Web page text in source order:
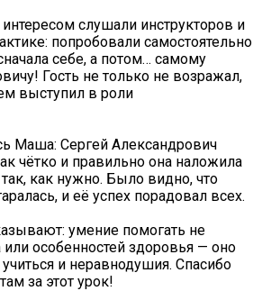
слушали инструкторов и
попробовали самостоятельно
себе, а потом… самому
Гость не только не возражал,
выступил в роли
Маша: Сергей Александрович
чётко и правильно она наложила
как нужно. Было видно, что
и её успех порадовал всех.
умение помогать не
или особенностей здоровья — оно
и неравнодушия. Спасибо
за этот урок!